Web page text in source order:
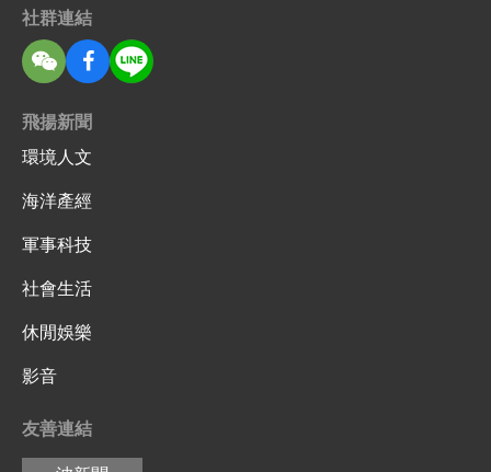
社群連結
飛揚新聞
環境人文
海洋產經
軍事科技
社會生活
休閒娛樂
影音
友善連結